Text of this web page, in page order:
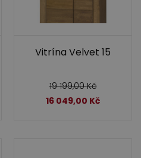
Vitrína Velvet 15
19 199,00Kč
16 049,00 Kč